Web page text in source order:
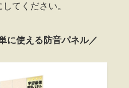
てください。
に使える防音パネル／